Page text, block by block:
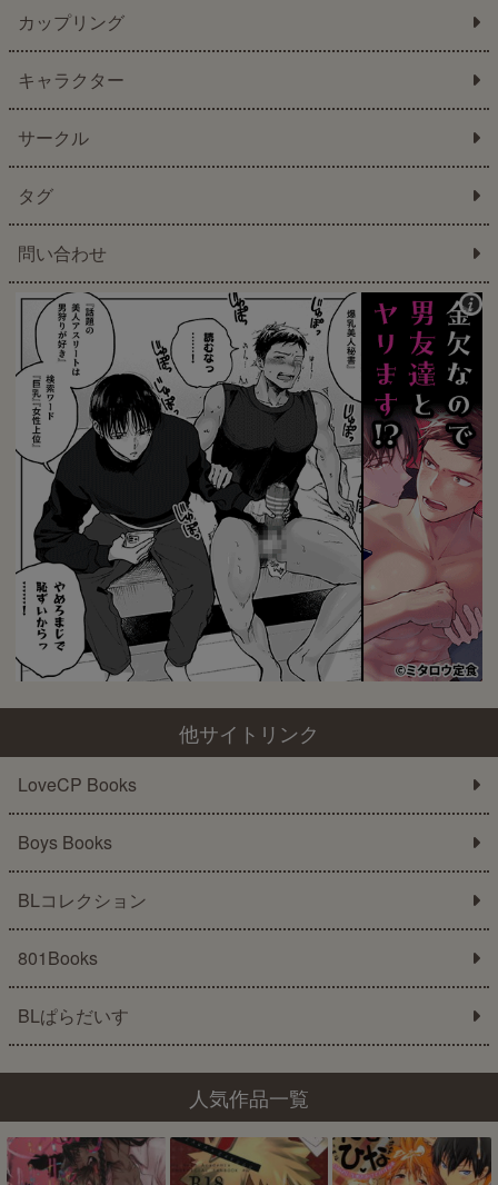
カップリング
キャラクター
サークル
タグ
問い合わせ
他サイトリンク
LoveCP Books
Boys Books
BLコレクション
801Books
BLぱらだいす
人気作品一覧